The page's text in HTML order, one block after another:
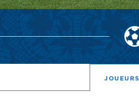
JOUEURS